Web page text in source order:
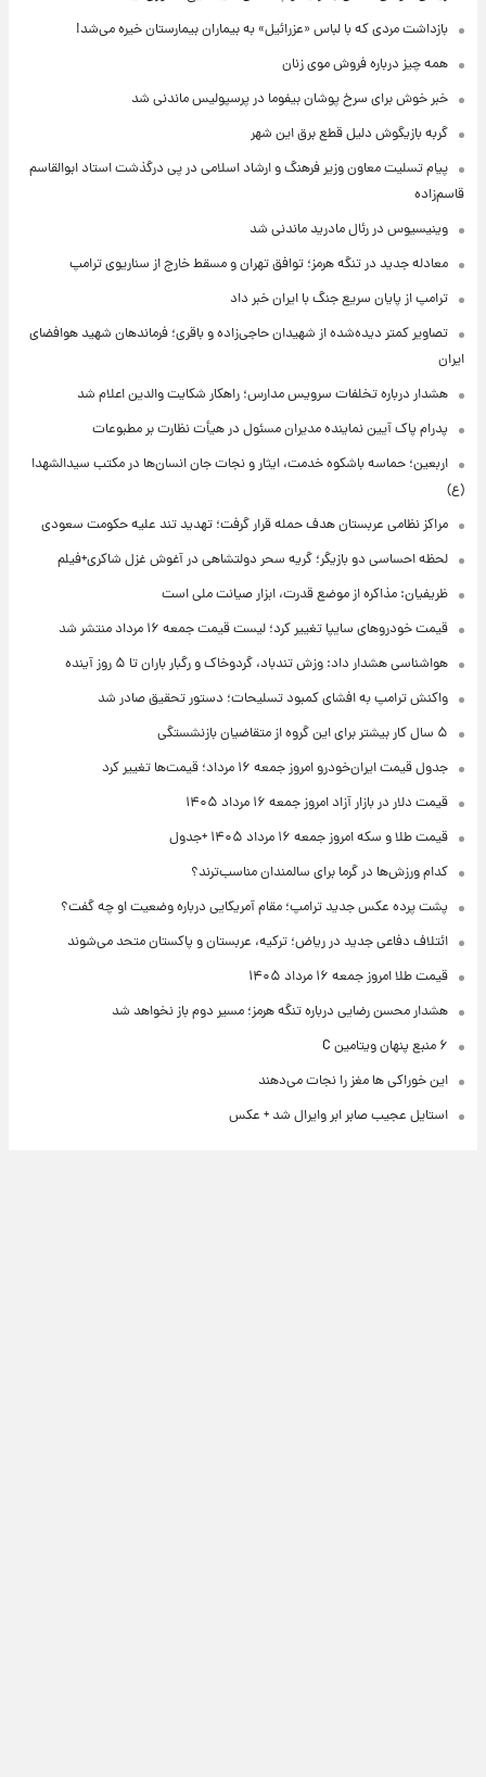
بازداشت مردی که با لباس «عزرائیل» به بیماران بیمارستان خیره می‌شد!
همه چیز درباره فروش موی زنان
خبر خوش برای سرخ پوشان بیفوما در پرسپولیس ماندنی شد
گربه بازیگوش دلیل قطع برق این شهر
پیام تسلیت معاون وزیر فرهنگ و ارشاد اسلامی در پی درگذشت استاد ابوالقاسم
قاسم‌زاده
وینیسیوس در رئال مادرید ماندنی شد
معادله جدید در تنگه هرمز؛ توافق تهران و مسقط خارج از سناریوی ترامپ
ترامپ از پایان سریع جنگ با ایران خبر داد
تصاویر کمتر دیده‌شده از شهیدان حاجی‌زاده و باقری؛ فرماندهان شهید هوافضای
ایران
هشدار درباره تخلفات سرویس مدارس؛ راهکار شکایت والدین اعلام شد
پدرام پاک آیین نماینده مدیران مسئول در هیأت نظارت بر مطبوعات
اربعین؛ حماسه باشکوه خدمت، ایثار و نجات جان انسان‌ها در مکتب سیدالشهدا
(ع)
مراکز نظامی عربستان هدف حمله قرار گرفت؛ تهدید تند علیه حکومت سعودی
لحظه احساسی دو بازیگر؛ گریه سحر دولتشاهی در آغوش غزل شاکری+فیلم
ظریفیان: مذاکره از موضع قدرت، ابزار صیانت ملی است
قیمت خودروهای سایپا تغییر کرد؛ لیست قیمت جمعه ۱۶ مرداد منتشر شد
هواشناسی هشدار داد: وزش تندباد، گردوخاک و رگبار باران تا ۵ روز آینده
واکنش ترامپ به افشای کمبود تسلیحات؛ دستور تحقیق صادر شد
۵ سال کار بیشتر برای این گروه از متقاضیان بازنشستگی
جدول قیمت ایران‌خودرو امروز جمعه ۱۶ مرداد؛ قیمت‌ها تغییر کرد
قیمت دلار در بازار آزاد امروز جمعه ۱۶ مرداد ۱۴۰۵
قیمت طلا و سکه امروز جمعه ۱۶ مرداد ۱۴۰۵ +جدول
کدام ورزش‌ها در گرما برای سالمندان مناسب‌ترند؟
پشت پرده عکس جدید ترامپ؛ مقام آمریکایی درباره وضعیت او چه گفت؟
ائتلاف دفاعی جدید در ریاض؛ ترکیه، عربستان و پاکستان متحد می‌شوند
قیمت طلا امروز جمعه ۱۶ مرداد ۱۴۰۵
هشدار محسن رضایی درباره تنگه هرمز؛ مسیر دوم باز نخواهد شد
۶ منبع پنهان ویتامین C
این خوراکی ها مغز را نجات می‌دهند
استایل عجیب صابر ابر وایرال شد + عکس